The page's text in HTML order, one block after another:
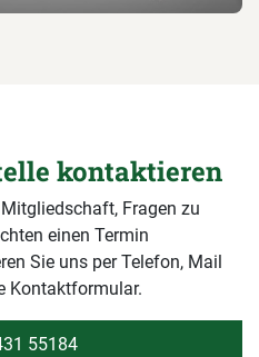
kontaktieren
Fragen zu
einen Termin
Sie uns per Telefon, Mail
Kontaktformular.
55184